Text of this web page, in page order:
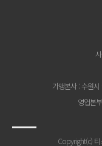
가맹본사: 수원시
영업본부
Copyright(c)